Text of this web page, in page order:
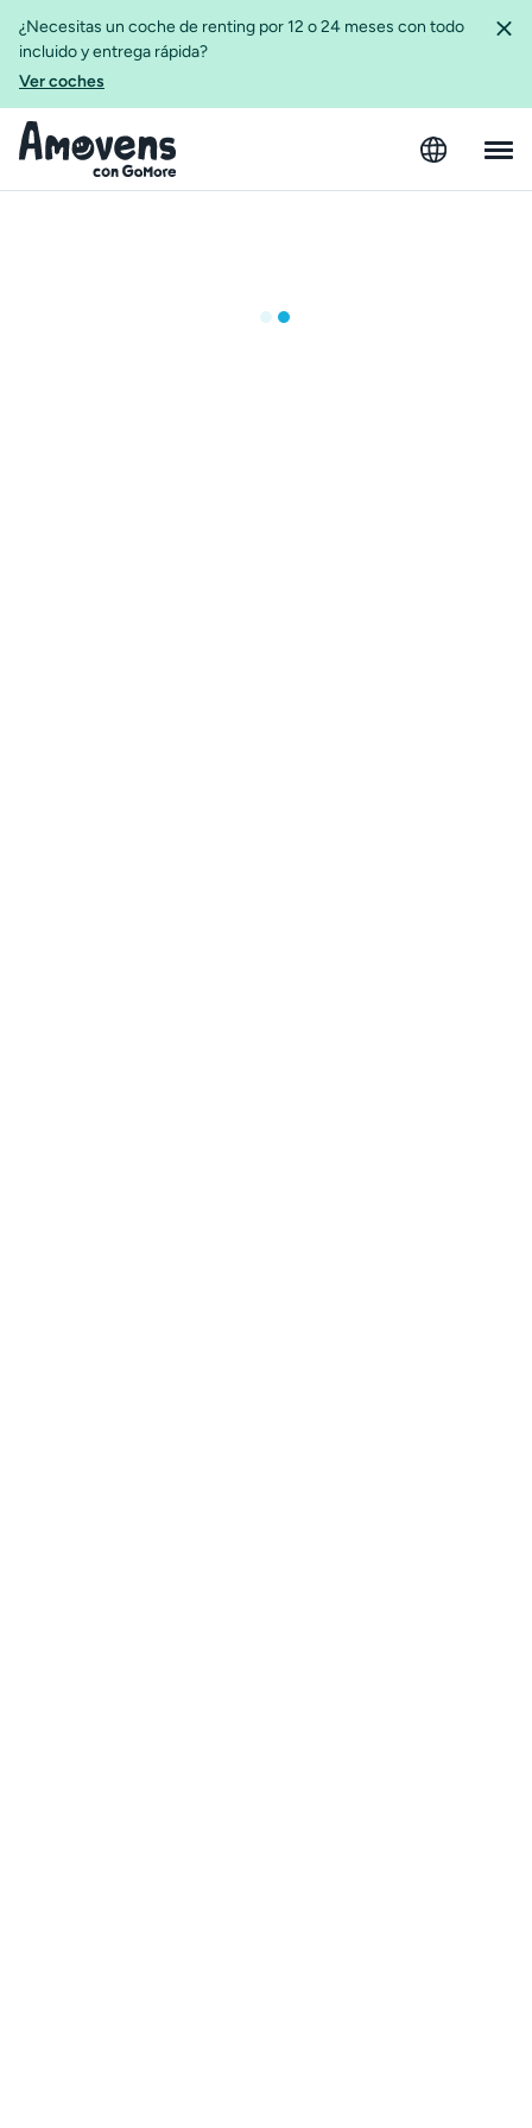
¿Necesitas un coche de renting por 12 o 24 meses con todo
incluido y entrega rápida?
Ver coches